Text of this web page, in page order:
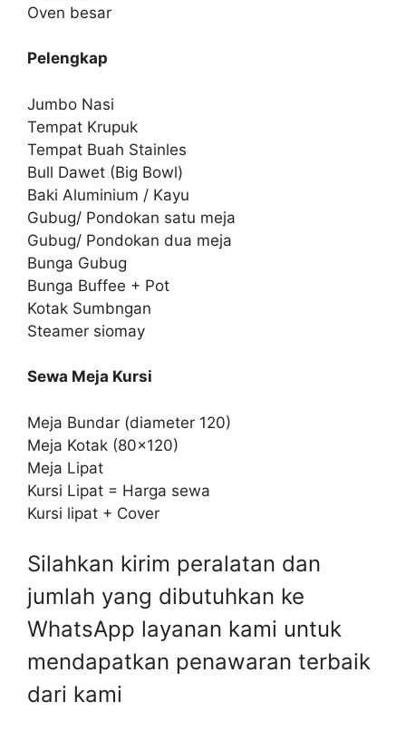
Oven besar
Pelengkap
Jumbo Nasi
Tempat Krupuk
Tempat Buah Stainles
Bull Dawet (Big Bowl)
Baki Aluminium / Kayu
Gubug/ Pondokan satu meja
Gubug/ Pondokan dua meja
Bunga Gubug
Bunga Buffee + Pot
Kotak Sumbngan
Steamer siomay
Sewa Meja Kursi
Meja Bundar (diameter 120)
Meja Kotak (80×120)
Meja Lipat
Kursi Lipat = Harga sewa
Kursi lipat + Cover
Silahkan kirim peralatan dan
jumlah yang dibutuhkan ke
WhatsApp layanan kami untuk
mendapatkan penawaran terbaik
dari kami